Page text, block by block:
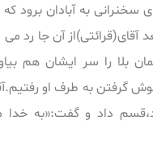
به آبادان برود
آقای(قرائتی)از آن جا رد
بلا را سر ایشان هم
گرفتن به طرف او
داد و گفت:«به خدا